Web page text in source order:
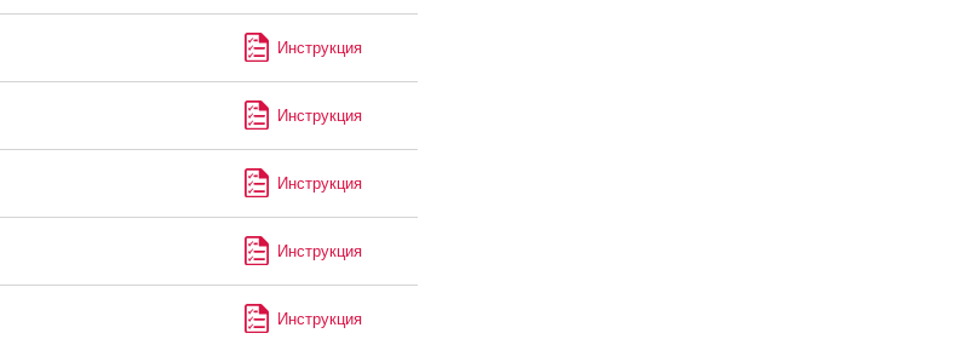
Инструкция
Инструкция
Инструкция
Инструкция
Инструкция